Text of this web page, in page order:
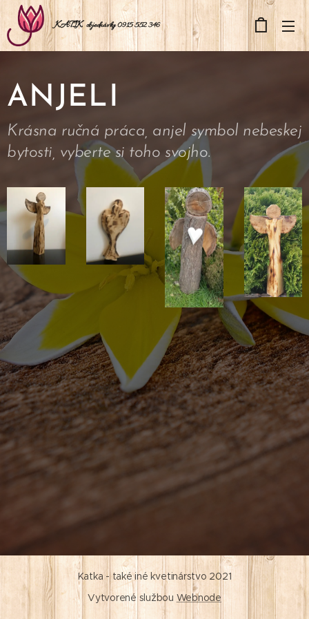
KATIK objednávky 0915 552 346
ANJELI
Krásna ručná práca, anjel symbol nebeskej
bytosti, vyberte si toho svojho.
Katka - také iné kvetinárstvo 2021
Vytvorené službou Webnode